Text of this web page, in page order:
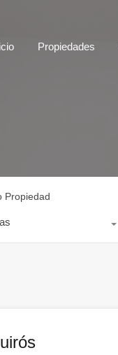
Propiedades
Propiedad